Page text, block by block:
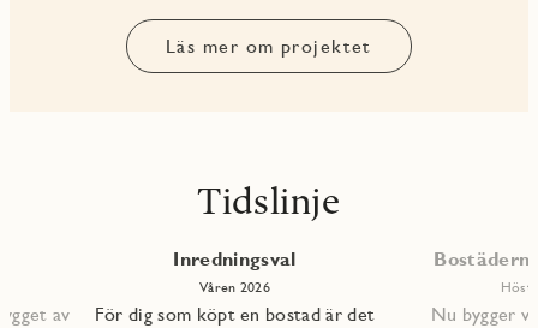
Läs mer om projektet
Tidslinje
av
Inredningsval
Våren 2026
För dig som köpt en bostad är det
Nu bygger